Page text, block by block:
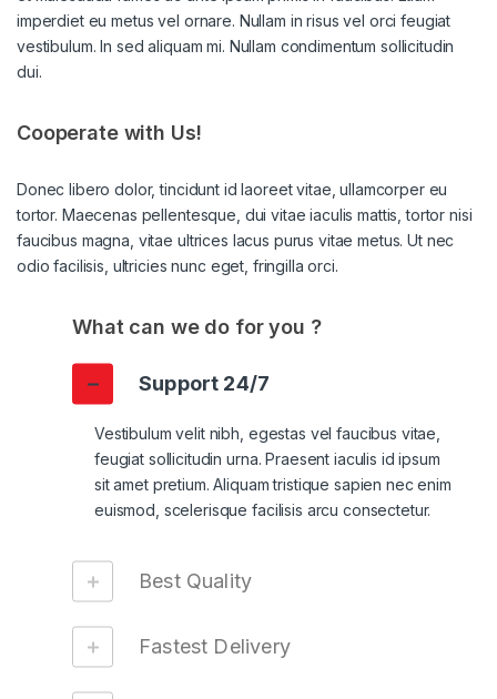
imperdiet eu metus vel ornare. Nullam in risus vel orci feugiat
vestibulum. In sed aliquam mi. Nullam condimentum sollicitudin
dui.
Cooperate with Us!
Donec libero dolor, tincidunt id laoreet vitae, ullamcorper eu
tortor. Maecenas pellentesque, dui vitae iaculis mattis, tortor nisi
faucibus magna, vitae ultrices lacus purus vitae metus. Ut nec
odio facilisis, ultricies nunc eget, fringilla orci.
What can we do for you ?
Support 24/7
Vestibulum velit nibh, egestas vel faucibus vitae,
feugiat sollicitudin urna. Praesent iaculis id ipsum
sit amet pretium. Aliquam tristique sapien nec enim
euismod, scelerisque facilisis arcu consectetur.
Best Quality
Fastest Delivery